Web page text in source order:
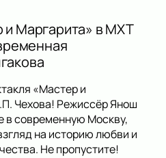
и Маргарита» в МХТ
«Мастер и
Чехова! Режиссёр Янош
в современную Москву,
на историю любви и
Не пропустите!